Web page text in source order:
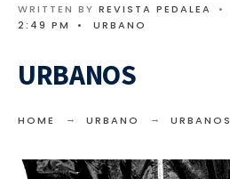
WRITTEN BY REVISTA PEDALEA •
2:49 PM
• URBANO
URBANOS
HOME URBANO URBANOS